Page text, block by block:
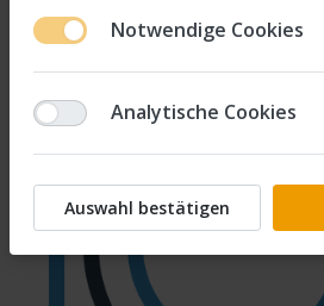
Notwendige Cookies
Analytische Cookies
Auswahl bestätigen